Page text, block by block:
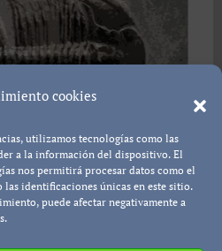
cookies
utilizamos tecnologías como las
a la información del dispositivo. El
nos permitirá procesar datos como el
identificaciones únicas en este sitio.
puede afectar negativamente a
la gente